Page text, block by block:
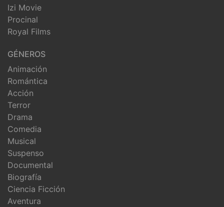
Izi Movie
Procinal
Royal Films
GÉNEROS
Animación
Romántica
Acción
Terror
Drama
Comedia
Musical
Suspenso
Documental
Biografía
Ciencia Ficción
Aventura